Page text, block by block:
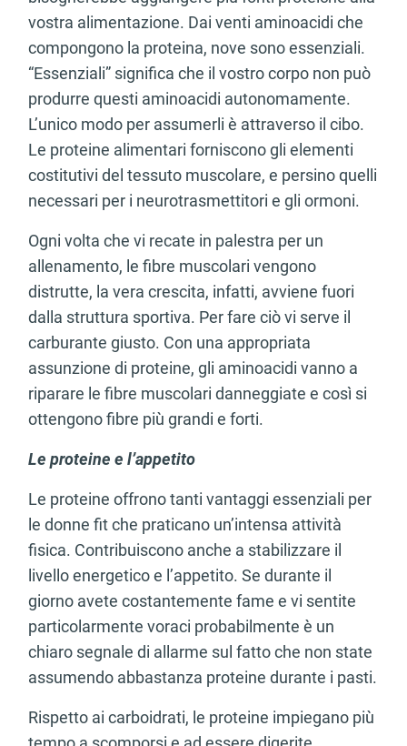
vostra alimentazione. Dai venti aminoacidi che
compongono la proteina, nove sono essenziali.
“Essenziali” significa che il vostro corpo non può
produrre questi aminoacidi autonomamente.
L’unico modo per assumerli è attraverso il cibo.
Le proteine alimentari forniscono gli elementi
costitutivi del tessuto muscolare, e persino quelli
necessari per i neurotrasmettitori e gli ormoni.
Ogni volta che vi recate in palestra per un
allenamento, le fibre muscolari vengono
distrutte, la vera crescita, infatti, avviene fuori
dalla struttura sportiva. Per fare ciò vi serve il
carburante giusto. Con una appropriata
assunzione di proteine, gli aminoacidi vanno a
riparare le fibre muscolari danneggiate e così si
ottengono fibre più grandi e forti.
Le proteine e l’appetito
Le proteine offrono tanti vantaggi essenziali per
le donne fit che praticano un’intensa attività
fisica. Contribuiscono anche a stabilizzare il
livello energetico e l’appetito. Se durante il
giorno avete costantemente fame e vi sentite
particolarmente voraci probabilmente è un
chiaro segnale di allarme sul fatto che non state
assumendo abbastanza proteine durante i pasti.
Rispetto ai carboidrati, le proteine impiegano più